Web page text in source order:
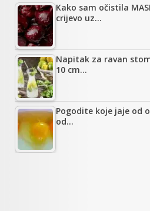
Kako sam očistila
crijevo uz…
Napitak za ravan
10 cm…
Pogodite koje jaje od
od…